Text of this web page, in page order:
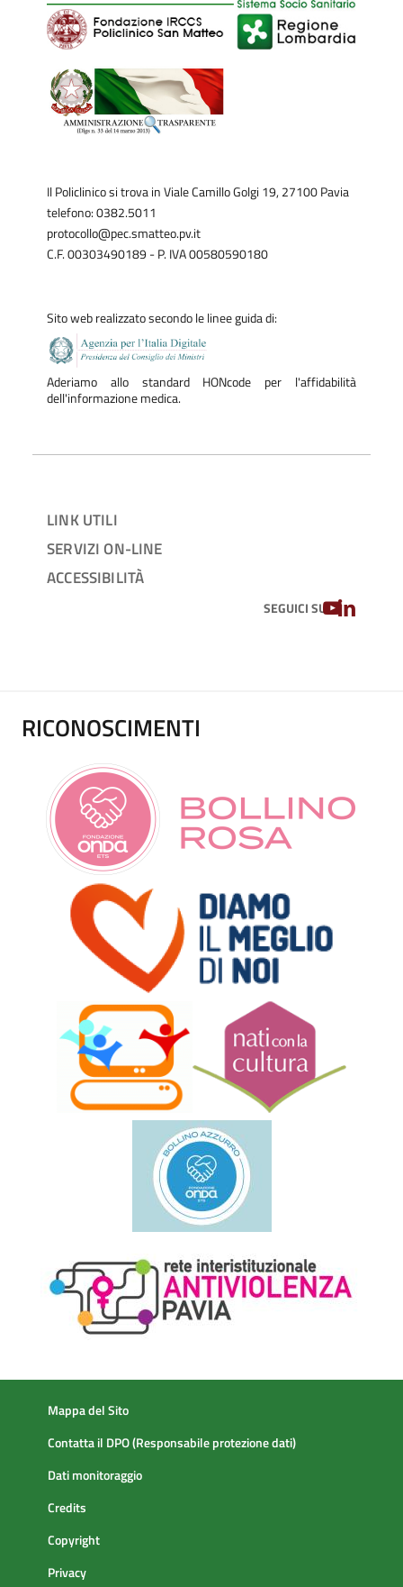
Il Policlinico si trova in Viale Camillo Golgi 19, 27100 Pavia
telefono: 0382.5011
protocollo@pec.smatteo.pv.it
C.F. 00303490189 - P. IVA 00580590180
Sito web realizzato secondo le linee guida di:
Aderiamo allo standard HONcode per l'affidabilità
dell'informazione medica.
LINK UTILI
SERVIZI ON-LINE
ACCESSIBILITÀ
SEGUICI SUYOUTUBE
LINKEDIN
RICONOSCIMENTI
Mappa del Sito
Contatta il DPO (Responsabile protezione dati)
Dati monitoraggio
Credits
Copyright
Privacy